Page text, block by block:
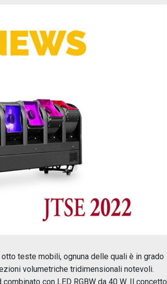
teste mobili, ognuna delle quali è in grado
volumetriche tridimensionali notevoli.
con LED RGBW da 40 W. Il concetto